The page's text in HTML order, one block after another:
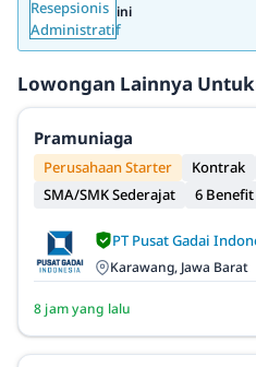
ini
Lowongan Lainnya
Pramuniaga
Perusahaan Starter Kontrak
SMA/SMK Sederajat
6 Benefit
PT Pusat Gadai
Karawang, Jawa Barat
8 jam yang lalu